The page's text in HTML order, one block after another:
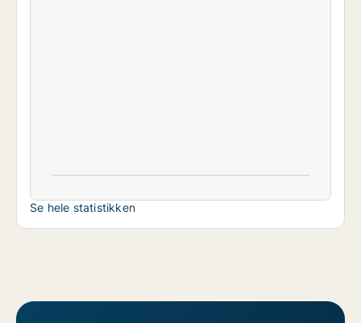
Se hele statistikken